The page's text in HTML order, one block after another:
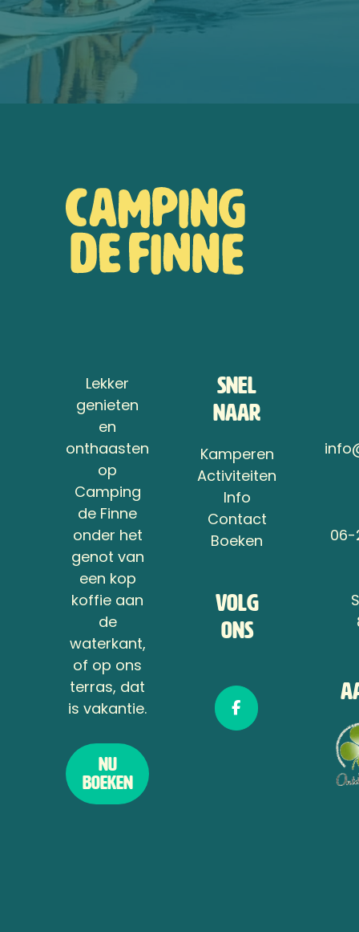
Lekker
genieten
en
onthaasten
op
Camping
de Finne
onder het
genot van
een kop
koffie aan
de
waterkant,
of op ons
terras, dat
is vakantie.
Nu
boeken
Snel
naar
Kamperen
Activiteiten
Info
Contact
Boeken
Volg
ons
06-